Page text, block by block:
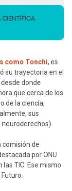
CIENTÍFICA
como Tonchi, es
su trayectoria en el
donde
que cerca de los
de la ciencia,
sus
comisión de
por ONU
las TIC. Ese mismo